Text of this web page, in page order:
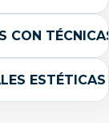
CON
ESTÉTICAS